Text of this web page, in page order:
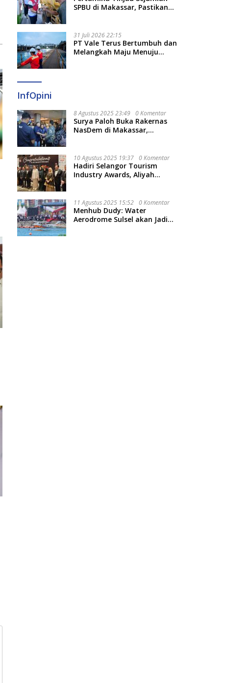
SPBU di Makassar, Pastikan
31 Juli 2026 22:15
PT Vale Terus Bertumbuh dan
Melangkah Maju Menuju
InfOpini
8 Agustus 2025 23:49 0 Komentar
Surya Paloh Buka Rakernas
NasDem di Makassar,
10 Agustus 2025 19:37 0 Komentar
Hadiri Selangor Tourism
Industry Awards, Aliyah
11 Agustus 2025 15:52 0 Komentar
Menhub Dudy: Water
Aerodrome Sulsel akan Jadi